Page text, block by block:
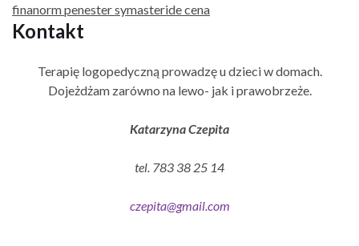
finanorm penester symasteride cena
Kontakt
Terapię logopedyczną prowadzę u dzieci w domach.
Dojeżdżam zarówno na lewo- jak i prawobrzeże.
Katarzyna Czepita
tel. 783 38 25 14
czepita@gmail.com